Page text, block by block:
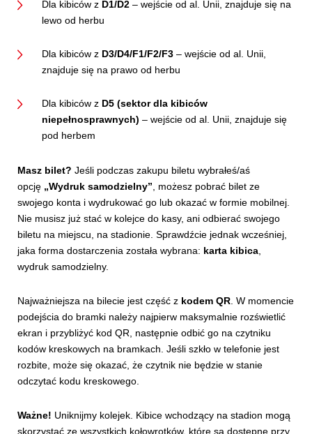
Dla kibiców z D1/D2 – wejście od al. Unii, znajduje się na
lewo od herbu
Dla kibiców z D3/D4/F1/F2/F3 – wejście od al. Unii,
znajduje się na prawo od herbu
Dla kibiców z D5 (sektor dla kibiców
niepełnosprawnych) – wejście od al. Unii, znajduje się
pod herbem
Masz bilet? Jeśli podczas zakupu biletu wybrałeś/aś
opcję „Wydruk samodzielny” , możesz pobrać bilet ze
swojego konta i wydrukować go lub okazać w formie mobilnej.
Nie musisz już stać w kolejce do kasy, ani odbierać swojego
biletu na miejscu, na stadionie. Sprawdźcie jednak wcześniej,
jaka forma dostarczenia została wybrana: karta kibica
wydruk samodzielny.
Najważniejsza na bilecie jest część z kodem QR . W momencie
podejścia do bramki należy najpierw maksymalnie rozświetlić
ekran i przybliżyć kod QR, następnie odbić go na czytniku
kodów kreskowych na bramkach. Jeśli szkło w telefonie jest
rozbite, może się okazać, że czytnik nie będzie w stanie
odczytać kodu kreskowego.
Ważne! Uniknijmy kolejek. Kibice wchodzący na stadion mogą
skorzystać ze wszystkich kołowrotków, które są dostępne przy